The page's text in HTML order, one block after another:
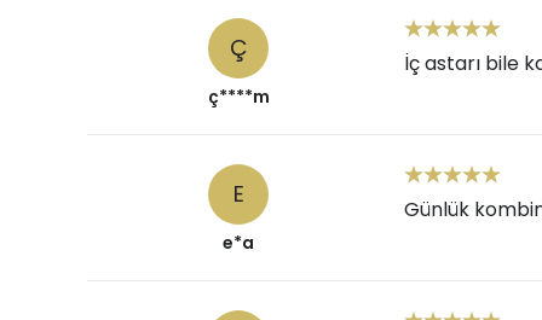
Ç
ç****m
İç astarı bile
E
e*a
Günlük